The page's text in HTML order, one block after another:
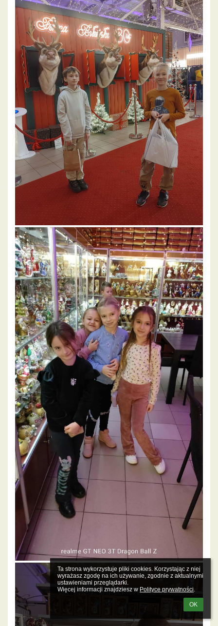
Ta strona wykorzystuje pliki cookies. Korzystając z niej
wyrażasz zgodę na ich używanie, zgodnie z aktualnymi
ustawieniami przeglądarki.
Więcej informacji znajdziesz w Polityce prywatności.
OK